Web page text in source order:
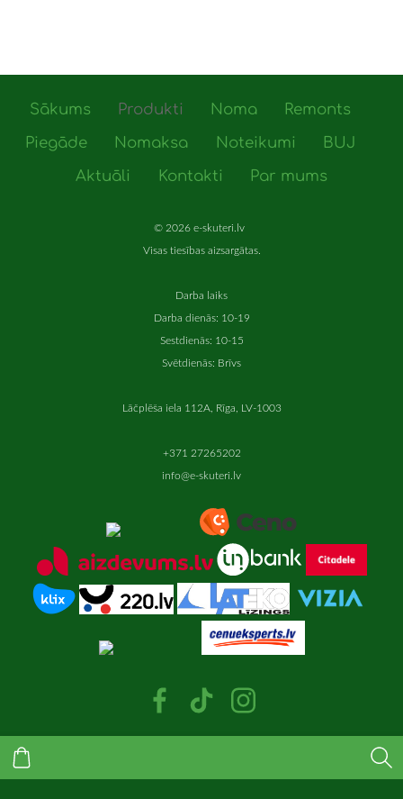
Sākums Produkti Noma
Remonts
Piegāde
Nomaksa Noteikumi
BUJ
Aktuāli
Kontakti Par mums
© 2026 e-skuteri.lv
Visas tiesības aizsargātas.
Darba laiks
Darba dienās: 10-19
Sestdienās: 10-15
Svētdienās: Brīvs
Lāčplēša iela 112A, Rīga, LV-1003
+371 27265202
info@e-skuteri.lv